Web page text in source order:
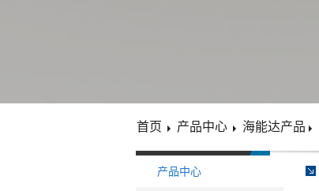
产品中心
首页 产品中心 海能达产品